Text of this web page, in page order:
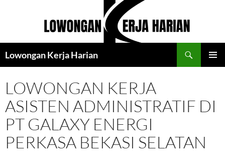
Lowongan Kerja Harian
LOWONGAN KERJA
ASISTEN ADMINISTRATIF DI
PT GALAXY ENERGI
PERKASA BEKASI SELATAN